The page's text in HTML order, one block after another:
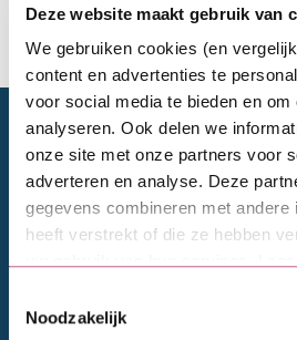
Deze website maakt gebruik van
We gebruiken cookies (en
content en advertenties te
voor social media te bieden en
analyseren. Ook delen we
onze site met onze partners voor
adverteren en analyse. Deze
gegevens combineren met andere
heeft verstrekt of die ze hebben
Noodzakelijk
zijn voor het verstrekken van
je in aanmerking komt? Neem
SVn.
Doelgroepen
Particulieren
Financieel adviseurs
Bedrijven en
VvE's